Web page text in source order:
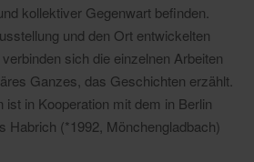
kollektiver Gegenwart befinden.
und den Ort entwickelten
sich die einzelnen Arbeiten
Ganzes, das Geschichten erzählt.
in Kooperation mit dem in Berlin
Habrich (*1992, Mönchengladbach)